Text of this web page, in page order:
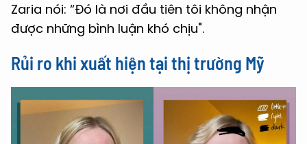
Zaria nói: “Đó là nơi đầu tiên tôi không nhận
được những bình luận khó chịu".
Rủi ro khi xuất hiện tại thị trường Mỹ